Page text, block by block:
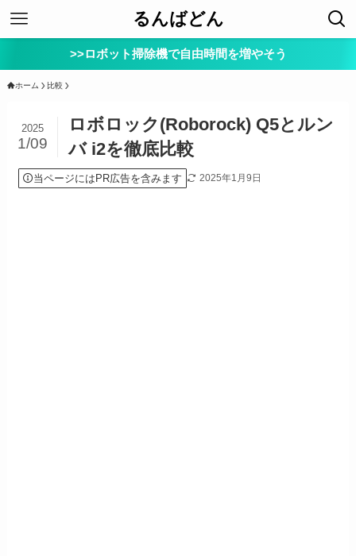
るんばどん
>>ロボット掃除機で自由時間を増やそう
ホーム 比較
ロボロック(Roborock) Q5とルン
バ i2を徹底比較
2025
1/09
当ページにはPR広告を含みます 2025年1月9日